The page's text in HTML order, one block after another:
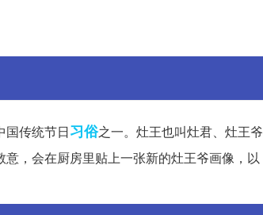
国传统节日习俗之一。灶王也叫灶君、灶王爷
，会在厨房里贴上一张新的灶王爷画像，以